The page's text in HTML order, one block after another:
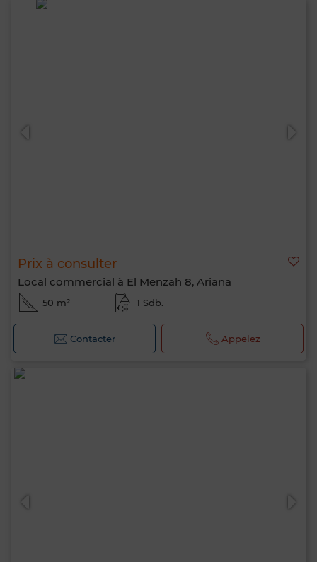
Prix à consulter
Local commercial à El Menzah 8, Ariana
50 m² 1 Sdb.
Contacter Appelez